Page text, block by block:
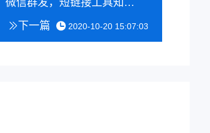
微信群发，短链接工具知多少？
下一篇
2020-10-20 15:07:03